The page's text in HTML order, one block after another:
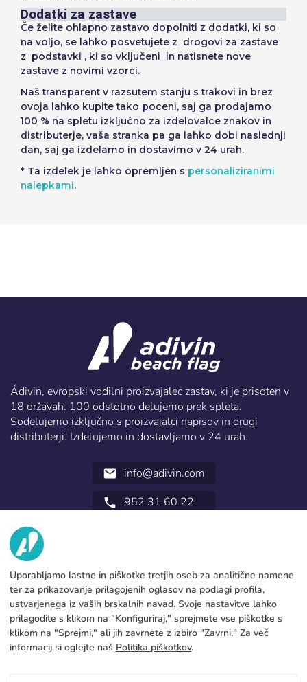
Dodatki za zastave
Če želite ohlapno zastavo dopolniti z dodatki, ki so
na voljo, se lahko posvetujete z drogovi za zastave
z podstavki , ki so vključeni in natisnete nove
zastave z novimi vzorci.
Naš transparent v razsutem stanju s trakovi in brez
ovoja lahko kupite tako poceni, saj ga prodajamo
100 % na spletu izključno za izdelovalce znakov in
distributerje, vaša stranka pa ga lahko dobi naslednji
dan, saj ga izdelamo in dostavimo v 24 urah.
* Ta izdelek je lahko opremljen s personaliziranimi
nalepkami.
Ádivin, evropski vodilni proizvajalec zastav, ki je prisoten v
18 državah. 100 odstotno delujemo prek spleta.
Sodelujemo izključno s proizvajalci napisov in drugi
distributerji. Izdelujemo in dostavljamo v 24 urah.
email info@adivin.com
call 952 31 60 22
MI
Pišite na
Blog
Načini plačevanja
Proizvodnja in pošiljanje
FAQs
PRAVNE INFORMACIJE
Pravno obvestilo
Splošni pogoji
Pravilnik o piškotkih
Pravilnik o zasebnosti
Uporabljamo lastne in piškotke tretjih oseb za analitične namene
ter za prikazovanje prilagojenih oglasov na podlagi profila,
ustvarjenega iz vaših brskalnih navad. Svoje nastavitve lahko
prilagodite s klikom na "Konfiguriraj," sprejmete vse piškotke s
klikom na "Sprejmi," ali jih zavrnete z izbiro "Zavrni." Za več
informacij si oglejte naš Politika piškotkov.